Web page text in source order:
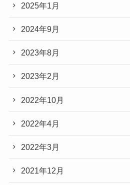
2025年1月
2024年9月
2023年8月
2023年2月
2022年10月
2022年4月
2022年3月
2021年12月